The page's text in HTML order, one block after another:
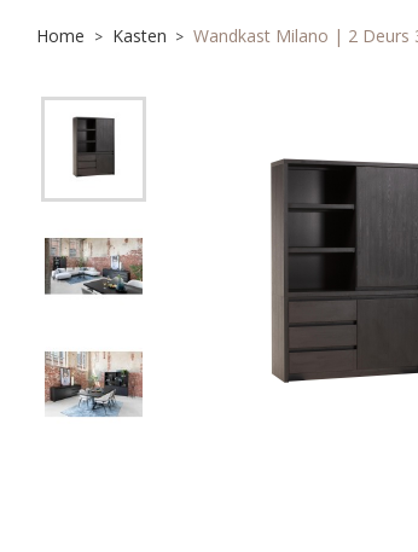
Home Kasten Wandkast Milano | 2